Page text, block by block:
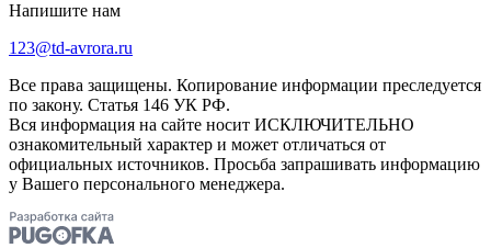
Напишите нам
123@td-avrora.ru
Все права защищены. Копирование информации преследуется
по закону. Статья 146 УК РФ.
Вся информация на сайте носит ИСКЛЮЧИТЕЛЬНО
ознакомительный характер и может отличаться от
официальных источников. Просьба запрашивать информацию
у Вашего персонального менеджера.